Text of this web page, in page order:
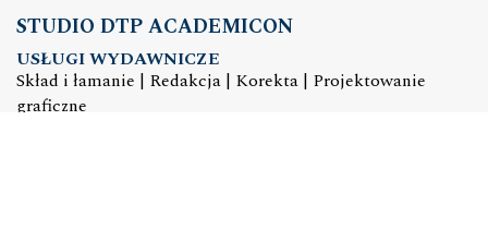
STUDIO DTP ACADEMICON
USŁUGI WYDAWNICZE
Skład i łamanie | Redakcja | Korekta | Projektowanie
graficzne